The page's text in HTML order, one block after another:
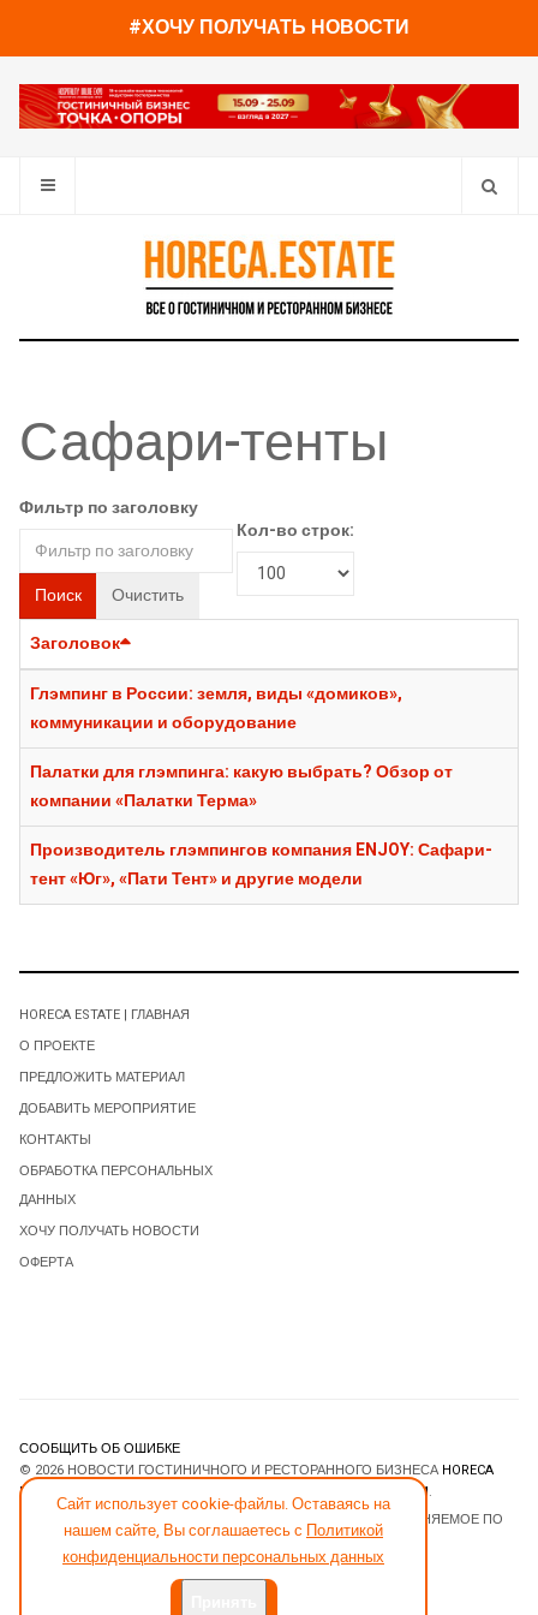
#ХОЧУ ПОЛУЧАТЬ НОВОСТИ
Сафари-тенты
Фильтр по заголовку
Поиск Очистить
Кол-во строк:
Заголовок
Глэмпинг в России: земля, виды «домиков»,
коммуникации и оборудование
Палатки для глэмпинга: какую выбрать? Обзор от
компании «Палатки Терма»
Производитель глэмпингов компания ENJOY: Сафари-
тент «Юг», «Пати Тент» и другие модели
Сайт использует cookie-файлы. Оставаясь на
нашем сайте, Вы соглашаетесь с Политикой
конфиденциальности персональных данных
HORECA ESTATE | ГЛАВНАЯ
О ПРОЕКТЕ
ПРЕДЛОЖИТЬ МАТЕРИАЛ
ДОБАВИТЬ МЕРОПРИЯТИЕ
КОНТАКТЫ
ОБРАБОТКА ПЕРСОНАЛЬНЫХ
ДАННЫХ
ХОЧУ ПОЛУЧАТЬ НОВОСТИ
ОФЕРТА
СООБЩИТЬ ОБ ОШИБКЕ
© 2026 НОВОСТИ ГОСТИНИЧНОГО И РЕСТОРАННОГО БИЗНЕСА HORECA
ESTATE
JOOMLART.COM.
- ПРОГРАММНОЕ ОБЕСПЕЧЕНИЕ, РАСПРОСТРАНЯЕМОЕ ПО
ЛИЦЕНЗИИGNU GENERAL PUBLIC LICENSE